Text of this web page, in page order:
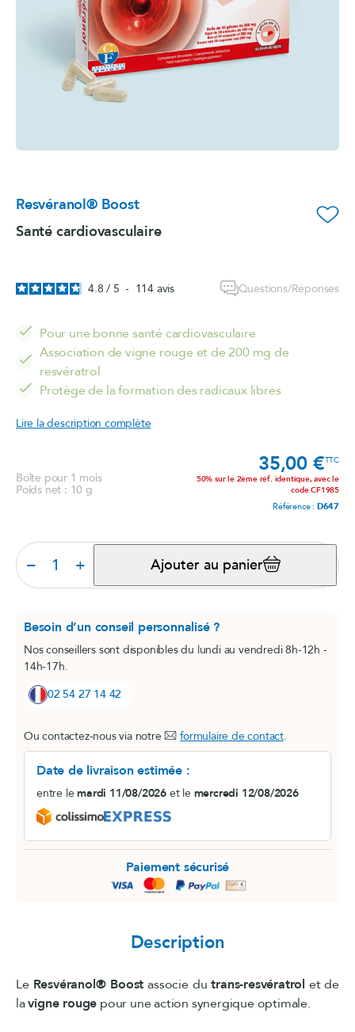
Resvéranol® Boost favorite_border
Santé cardiovasculaire
4.8 / 5 - 114 avis Questions/Réponses
Pour une bonne santé cardiovasculaire
Association de vigne rouge et de 200 mg de
resvératrol
Protège de la formation des radicaux libres
Lire la description complète
Boîte pour 1 mois
Poids net : 10 g
Prix
35,00 €TTC
50% sur le 2ème réf. identique, avec le
code CF1985
Référence : D647
− + Ajouter au panier
Besoin d’un conseil personnalisé ?
Nos conseillers sont disponibles du lundi au vendredi 8h-12h -
14h-17h.
02 54 27 14 42
Ou contactez-nous via notre formulaire de contact.
Date de livraison estimée :
entre lemardi 11/08/2026 et le mercredi 12/08/2026
Paiement sécurisé
Description
Le Resvéranol® Boost associe dutrans-resvératrol et de
lavigne rouge pour une action synergique optimale.